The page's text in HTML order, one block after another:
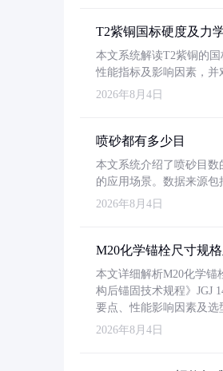
T2紫铜国标硬度及力
本文系统解读T2紫铜的
性能指标及影响因素，并
2026年8月4日
喷砂都有多少目
本文系统介绍了喷砂目数
的应用场景。数据来源包
2026年8月4日
M20化学锚栓尺寸规
本文详细解析M20化学锚
构后锚固技术规程》JGJ
要点、性能影响因素及选
2026年8月4日